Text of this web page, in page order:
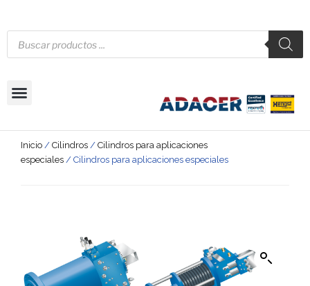
Inicio / Cilindros / Cilindros para aplicaciones
especiales / Cilindros para aplicaciones especiales